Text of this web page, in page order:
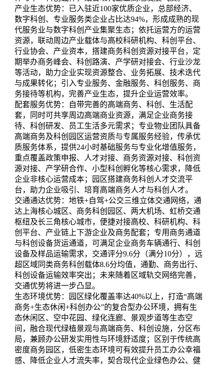
产业生态优势：已入驻近100家优质企业，总部经济、
数字科创、专业服务类企业占比达94%，形成成熟的现
代服务业与数字科创产业集聚生态；依托运营方的运营
资源，联动周边产业载体与高校科研机构、科创平台、
行业协会、产业资本，搭建商务科创资源对接平台，定
期举办商务峰会、科创路演、产学研对接会、行业沙龙
等活动，助力企业实现资源整合、业务拓展、技术迭代
与成果转化；引入专业服务、金融服务、科创服务、商
务接待等机构，完善产业生态，提升企业运营效率。
配套服务优势：自带完善的高端商务、科创、生活配
套，同时可共享周边高端商业资源，满足企业商务接
待、科创研发、员工生活多元需求；专业物业团队具备
高端商务及科创园区运营资质与专属服务经验，传承优
质服务体系，提供24小时基础服务与专业化增值服务，
重点覆盖政策申报、人才对接、商务资源对接、科创资
源对接、产学研合作、小型科创孵化等核心需求，降低
企业非核心运营成本；园区搭建商务科创人才交流平
台，助力企业吸引、培育高端商务人才与科创人才。
交通通达优势：地铁+自驾+公交三维立体交通网络，通
达上海核心城区、商务科创园区、两大机场、虹桥交通
枢纽及长三角核心城市，便捷对接高校、科研机构、科
创平台、产业链上下游企业及商务配套；专用商务通道
与科创设备货运通道，可满足企业商务车辆通行、科创
设备及样品运输需求，交通评分9.6分（满分10分），远
超区域同类商务科创载体8.6分均值，通勤、商务出行、
科创设备运输效率突出；未来随着区域轨交网络完善，
交通优势将进一步凸显。
生态环境优势：园区绿化覆盖率达40%以上，打造“高端
商务+生态休闲+科创办公”的复合型办公环境，拥有生
态休闲区、空中花园、绿化连廊、景观步道等生态空
间，融合现代绿植景观与高端商务、科创设施，分区布
局，兼顾办公研发实用性与环境舒适度；区别于传统高
密度商务园区，低密生态环境可有效提升员工办公幸福
感、降低企业人才流失率，契合现代企业绿色办公、健